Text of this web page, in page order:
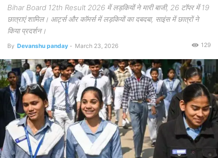
Bihar Board 12th Result 2026 में लड़कियों ने मारी बाजी, 26 टॉपर में 19
छात्राएं शामिल। आर्ट्स और कॉमर्स में लड़कियों का दबदबा, साइंस में छात्रों ने
किया प्रदर्शन।
By Devanshu panday - March 23, 2026 129